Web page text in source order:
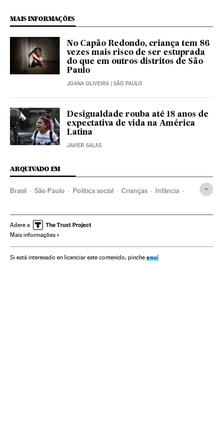
MAIS INFORMAÇÕES
No Capão Redondo, criança tem 86
vezes mais risco de ser estuprada
do que em outros distritos de São
Paulo
JOANA OLIVEIRA | SÃO PAULO
Desigualdade rouba até 18 anos de
expectativa de vida na América
Latina
JAVIER SALAS
ARQUIVADO EM
Brasil São Paulo Política social Crianças Infância
Desigualdade social Mortalidade infantil
Adere a
Mais informações
Si está interesado en licenciar este contenido, pinche aquí